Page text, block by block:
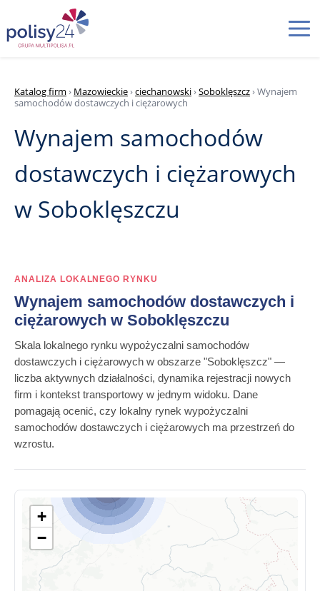
Katalog firm › Mazowieckie›ciechanowski›Soboklęszcz› Wynajem
samochodów dostawczych i ciężarowych
Wynajem samochodów
dostawczych i ciężarowych
w Soboklęszczu
ANALIZA LOKALNEGO RYNKU
Wynajem samochodów dostawczych i
ciężarowych w Soboklęszczu
Skala lokalnego rynku wypożyczalni samochodów
dostawczych i ciężarowych w obszarze "Soboklęszcz" —
liczba aktywnych działalności, dynamika rejestracji nowych
firm i kontekst transportowy w jednym widoku. Dane
pomagają ocenić, czy lokalny rynek wypożyczalni
samochodów dostawczych i ciężarowych ma przestrzeń do
wzrostu.
+
−